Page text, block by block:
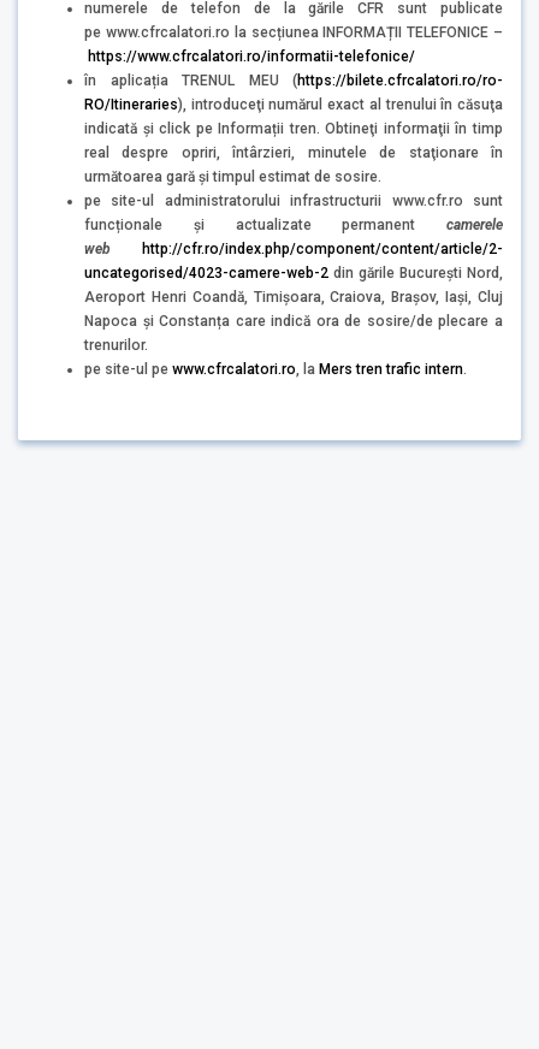
numerele de telefon de la gările CFR sunt publicate
pe www.cfrcalatori.ro la secțiunea INFORMAȚII TELEFONICE –
https://www.cfrcalatori.ro/informatii-telefonice/
în aplicația TRENUL MEU (https://bilete.cfrcalatori.ro/ro-
RO/Itineraries), introduceţi numărul exact al trenului în căsuţa
indicată şi click pe Informații tren. Obtineţi informaţii în timp
real despre opriri, întârzieri, minutele de staţionare în
următoarea gară şi timpul estimat de sosire.
pe site-ul administratorului infrastructurii www.cfr.ro sunt
funcționale și actualizate permanent camerele
web
http://cfr.ro/index.php/component/content/article/2-
uncategorised/4023-camere-web-2 din gările București Nord,
Aeroport Henri Coandă, Timișoara, Craiova, Brașov, Iași, Cluj
Napoca și Constanța care indică ora de sosire/de plecare a
trenurilor.
pe site-ul pe www.cfrcalatori.ro, la Mers tren trafic intern.